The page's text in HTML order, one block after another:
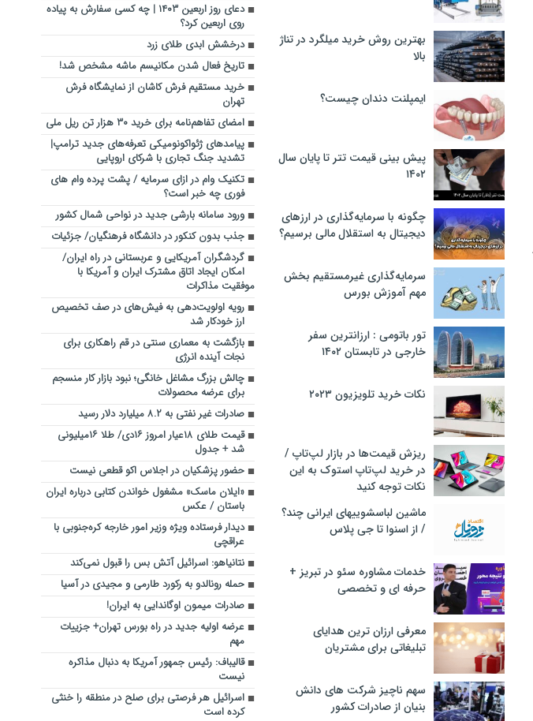
بهترین روش خرید میلگرد در تناژ
بالا
ایمپلنت دندان چیست؟
پیش بینی قیمت تتر تا پایان سال
۱۴۰۲
چگونه با سرمایه‌گذاری در ارزهای
دیجیتال به استقلال مالی برسیم؟
سرمایه‌گذاری غیرمستقیم بخش
مهم آموزش بورس
تور باتومی : ارزانترین سفر
خارجی در تابستان ۱۴۰۲
نکات خرید تلویزیون ۲۰۲۳
ریزش قیمت‌ها در بازار لپ‌تاپ /
در خرید لپ‌تاپ استوک به این
نکات توجه کنید
ماشین لباسشویی‎های ایرانی چند؟
/ از اسنوا تا جی پلاس
خدمات مشاوره سئو در تبریز +
حرفه ای و تخصصی
معرفی ارزان ترین هدایای
تبلیغاتی برای مشتریان
سهم ناچیز شرکت های دانش
بنیان از صادرات کشور
دعای روز اربعین ۱۴۰۳ | چه کسی سفارش به پیاده
روی اربعین کرد؟
درخشش ابدی طلای زرد
تاریخ فعال شدن مکانیسم ماشه مشخص شد!
خرید مستقیم فرش کاشان از نمایشگاه فرش
تهران
امضای تفاهم‌نامه برای خرید ۳۰ هزار تن ریل ملی
پیامدهای ژئواکونومیکی تعرفه‌‎های جدید ترامپ|
تشدید جنگ تجاری با شرکای اروپایی
تکنیک وام در ازای سرمایه / پشت پرده وام های
فوری چه خبر است؟
ورود سامانه بارشی جدید در نواحی شمال کشور
جذب بدون کنکور در دانشگاه فرهنگیان/ جزئیات
گردشگران آمریکایی و عربستانی در راه ایران/
امکان ایجاد اتاق مشترک ایران و آمریکا با
موفقیت مذاکرات
رویه اولویت‌دهی به فیش‌های در صف تخصیص
ارز خودکار شد
بازگشت به معماری سنتی در قم راهکاری برای
نجات آینده انرژی
چالش بزرگ مشاغل خانگی؛ نبود بازار کار منسجم
برای عرضه محصولات
صادرات غیر نفتی به ۸.۲ میلیارد دلار رسید
قیمت طلای ۱۸عیار امروز ۱۶دی/ طلا ۱۶میلیونی
شد + جدول
حضور پزشکیان در اجلاس اکو قطعی نیست
«ایلان ماسک» مشغول خواندن کتابی درباره ایران
باستان / عکس
دیدار فرستاده ویژه وزیر امور خارجه کره‌جنوبی با
عراقچی
نتانیاهو: اسرائیل آتش بس را قبول نمی‌کند
حمله رونالدو به رکورد طارمی و مجیدی در آسیا
صادرات میمون اوگاندایی به ایران!
عرضه اولیه جدید در راه بورس تهران+ جزییات
مهم
قالیباف: رئیس جمهور آمریکا به دنبال مذاکره
نیست
اسرائیل هر فرصتی برای صلح در منطقه را خنثی
کرده است